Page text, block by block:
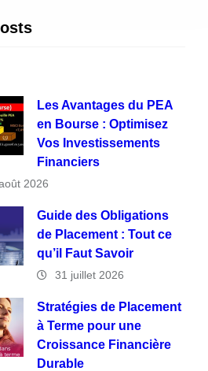
Les Avantages du PEA
en Bourse : Optimisez
Vos Investissements
Financiers
2026
Guide des Obligations
de Placement : Tout ce
qu’il Faut Savoir
31 juillet 2026
Stratégies de Placement
à Terme pour une
Croissance Financière
Durable